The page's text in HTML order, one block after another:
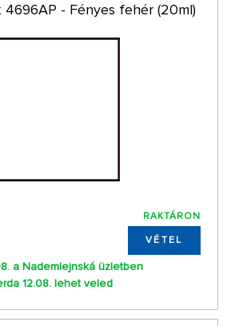
- Fényes fehér (20ml)
RAKTÁRON
VÉTEL
a Nademlejnská üzletben
12.08. lehet veled